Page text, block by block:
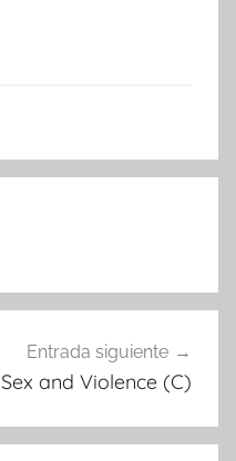
Entrada siguiente
Sex and Violence (C)